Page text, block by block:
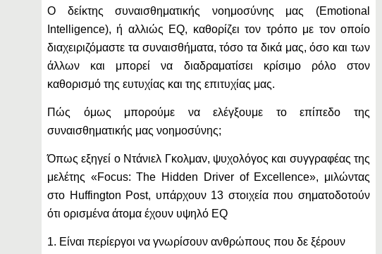
Ο δείκτης συναισθηματικής νοημοσύνης μας (Emotional
Intelligence), ή αλλιώς EQ, καθορίζει τον τρόπο με τον οποίο
διαχειριζόμαστε τα συναισθήματα, τόσο τα δικά μας, όσο και των
άλλων και μπορεί να διαδραματίσει κρίσιμο ρόλο στον
καθορισμό της ευτυχίας και της επιτυχίας μας.
Πώς όμως μπορούμε να ελέγξουμε το επίπεδο της
συναισθηματικής μας νοημοσύνης;
Όπως εξηγεί ο Ντάνιελ Γκολμαν, ψυχολόγος και συγγραφέας της
μελέτης «Focus: The Hidden Driver of Excellence», μιλώντας
στο Huffington Post, υπάρχουν 13 στοιχεία που σηματοδοτούν
ότι ορισμένα άτομα έχουν υψηλό EQ
1. Είναι περίεργοι να γνωρίσουν ανθρώπους που δε ξέρουν